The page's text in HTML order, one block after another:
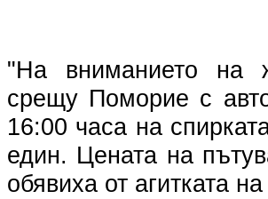
"На вниманието на
срещу Поморие с
16:00 часа на
един. Цената на
обявиха от агитката